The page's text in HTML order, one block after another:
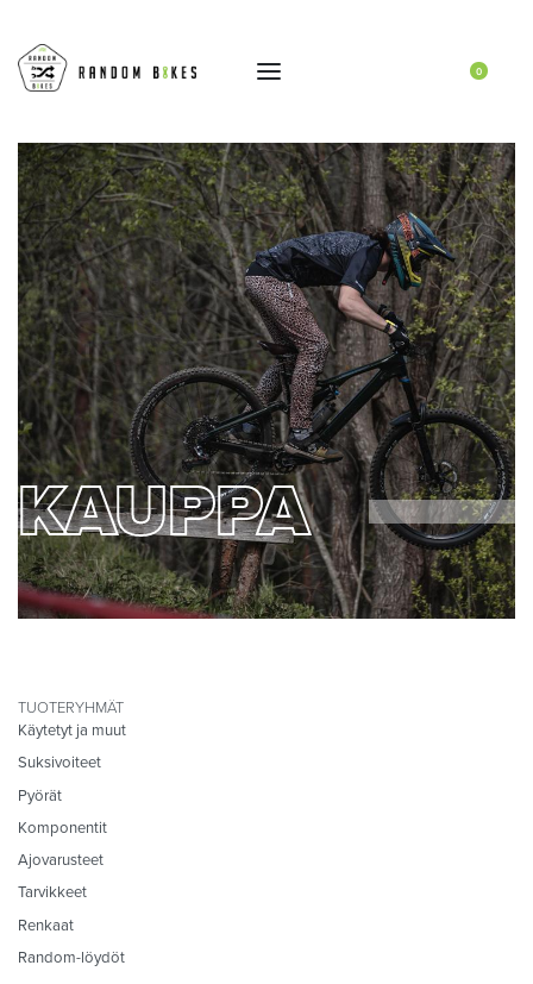
0
KAUPPA
TUOTERYHMÄT
Käytetyt ja muut
Suksivoiteet
Pyörät
Komponentit
Ajovarusteet
Tarvikkeet
Renkaat
Random-löydöt